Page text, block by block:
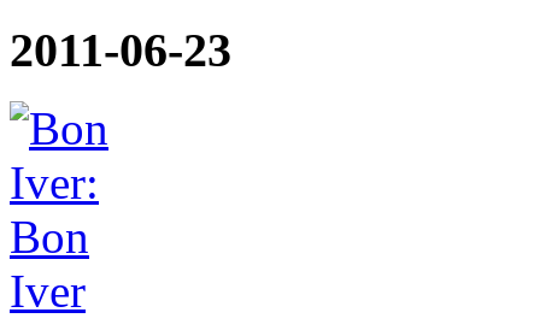
2011-06-23